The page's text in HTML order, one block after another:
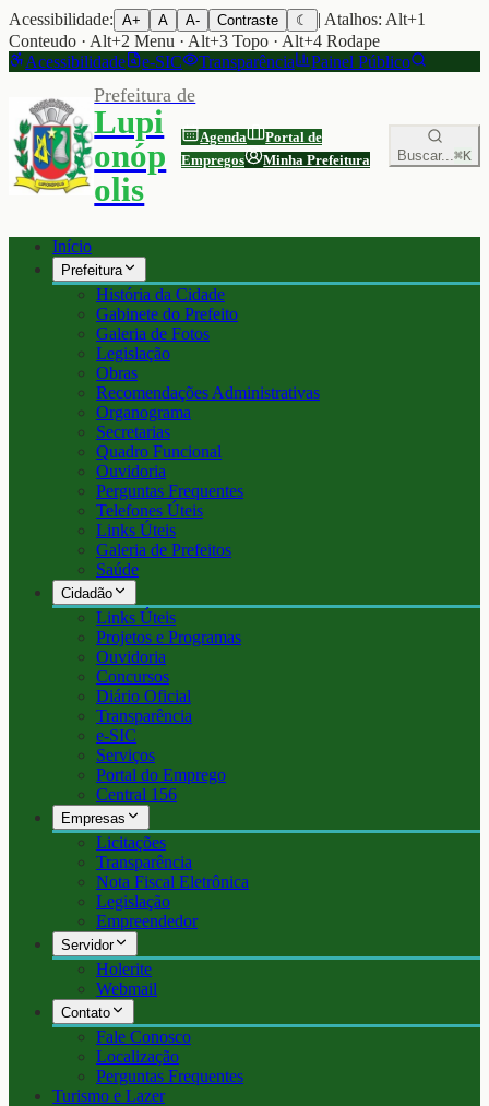
Acessibilidade: A+ A A- Contraste ☾
| Atalhos: Alt+1
Conteudo · Alt+2 Menu · Alt+3 Topo · Alt+4 Rodape
Acessibilidade
e-SIC Transparência Painel Público
Prefeitura de
Lupi
onóp
olis
Agenda
Portal de
Empregos
Minha Prefeitura Buscar...⌘K
Início
Prefeitura
História da Cidade
Gabinete do Prefeito
Galeria de Fotos
Legislação
Obras
Recomendações Administrativas
Organograma
Secretarias
Quadro Funcional
Ouvidoria
Perguntas Frequentes
Telefones Úteis
Links Úteis
Galeria de Prefeitos
Saúde
Cidadão
Links Úteis
Projetos e Programas
Ouvidoria
Concursos
Diário Oficial
Transparência
e-SIC
Serviços
Portal do Emprego
Central 156
Empresas
Licitações
Transparência
Nota Fiscal Eletrônica
Legislação
Empreendedor
Servidor
Holerite
Webmail
Contato
Fale Conosco
Localização
Perguntas Frequentes
Turismo e Lazer